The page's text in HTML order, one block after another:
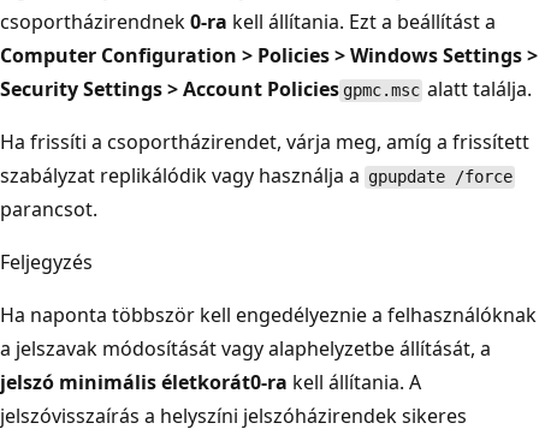
csoportházirendnek0-ra kell állítania. Ezt a beállítást a
Computer Configuration > Policies > Windows Settings >
Security Settings > Account Policies gpmc.msc alatt találja.
Ha frissíti a csoportházirendet, várja meg, amíg a frissített
szabályzat replikálódik vagy használja a gpupdate /force
parancsot.
Feljegyzés
Ha naponta többször kell engedélyeznie a felhasználóknak
a jelszavak módosítását vagy alaphelyzetbe állítását, a
jelszó minimális életkorát0-ra kell állítania. A
jelszóvisszaírás a helyszíni jelszóházirendek sikeres